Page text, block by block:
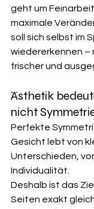
geht um
maximale
soll sich selbst im
wiedererkennen –
frischer und
Ästhetik
nicht
Perfekte
Gesicht lebt von
Unterschieden,
Individualität.
Deshalb ist das
Seiten exakt